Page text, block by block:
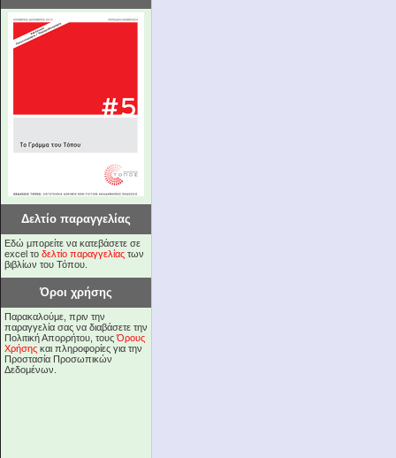
Δελτίο παραγγελίας
Εδώ μπορείτε να κατεβάσετε σε
excel το δελτίο παραγγελίας των
βιβλίων του Τόπου.
Όροι χρήσης
Παρακαλούμε, πριν την
παραγγελία σας να διαβάσετε την
Πολιτική Απορρήτου, τουςΌρους
Χρήσης και πληροφορίες για την
Προστασία Προσωπικών
Δεδομένων.